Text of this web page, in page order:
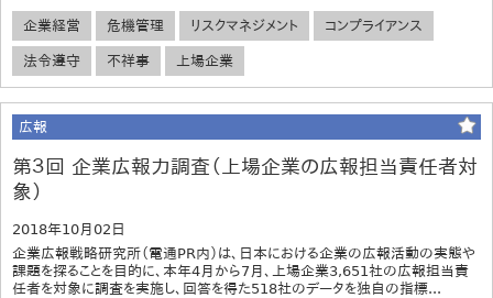
企業経営 危機管理 リスクマネジメント コンプライアンス
法令遵守 不祥事 上場企業
広報
第３回 企業広報力調査（上場企業の広報担当責任者対
象）
2018年10月02日
企業広報戦略研究所（電通PR内）は、日本における企業の広報活動の実態や
課題を探ることを目的に、本年4月から7月、上場企業3,651社の広報担当責
任者を対象に調査を実施し、回答を得た518社のデータを独自の指標...